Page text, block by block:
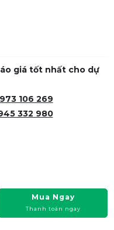
giá tốt nhất cho dự
106 269
332 980
Mua Ngay
Thanh toán ngay